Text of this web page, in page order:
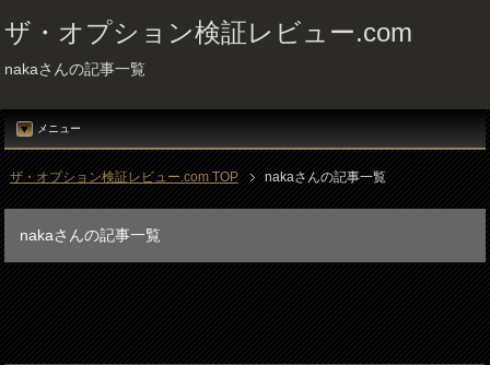
ザ・オプション検証レビュー.com
nakaさんの記事一覧
メニュー
ザ・オプション検証レビュー.com TOP nakaさんの記事一覧
nakaさんの記事一覧